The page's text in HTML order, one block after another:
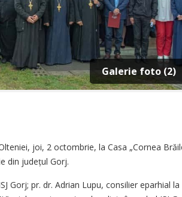
Galerie foto (2)
joi, 2 octombrie, la Casa „Cornea
din județul Gorj.
Gorj; pr. dr. Adrian Lupu, consilier eparhial la